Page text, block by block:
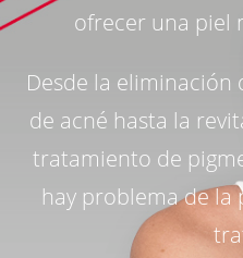
ofrecer una piel
Desde la eliminación
de acné hasta la
tratamiento de
hay problema de